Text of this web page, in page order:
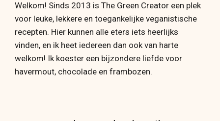
Welkom! Sinds 2013 is The Green Creator een plek
voor leuke, lekkere en toegankelijke veganistische
recepten. Hier kunnen alle eters iets heerlijks
vinden, en ik heet iedereen dan ook van harte
welkom! Ik koester een bijzondere liefde voor
havermout, chocolade en frambozen.